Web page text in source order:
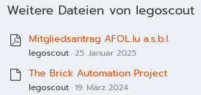
Weitere Dateien von legoscout
Mitgliedsantrag AFOL.lu a.s.b.l.
legoscout 25. Januar 2025
The Brick Automation Project
legoscout 19. März 2024